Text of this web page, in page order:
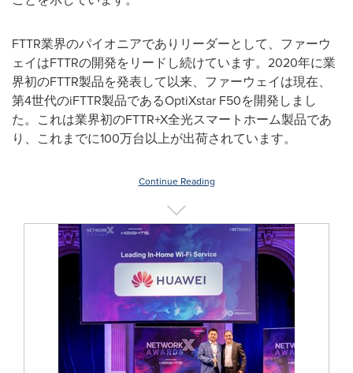
FTTR業界のパイオニアでありリーダーとして、ファーウ
ェイはFTTRの開発をリードし続けています。2020年に業
界初のFTTR製品を発表して以来、ファーウェイは現在、
第4世代のiFTTR製品であるOptiXstar F50を開発しまし
た。これは業界初のFTTR+X全光スマートホーム製品であ
り、これまでに100万台以上が出荷されています。
Continue Reading